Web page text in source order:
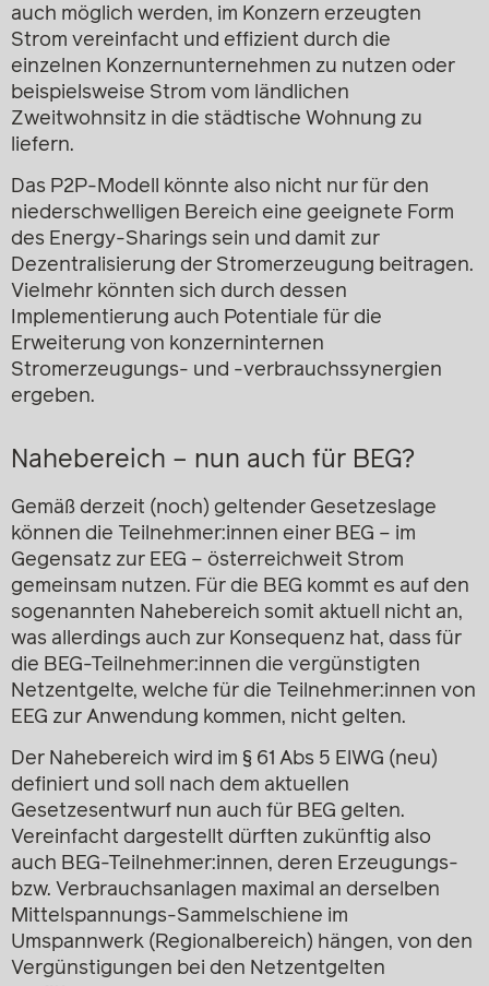
auch möglich werden, im Konzern erzeugten
Strom vereinfacht und effizient durch die
einzelnen Konzernunternehmen zu nutzen oder
beispielsweise Strom vom ländlichen
Zweitwohnsitz in die städtische Wohnung zu
liefern.
Das P2P-Modell könnte also nicht nur für den
niederschwelligen Bereich eine geeignete Form
des Energy-Sharings sein und damit zur
Dezentralisierung der Stromerzeugung beitragen.
Vielmehr könnten sich durch dessen
Implementierung auch Potentiale für die
Erweiterung von konzerninternen
Stromerzeugungs- und -verbrauchssynergien
ergeben.
Nahebereich – nun auch für BEG?
Gemäß derzeit (noch) geltender Gesetzeslage
können die Teilnehmer:innen einer BEG – im
Gegensatz zur EEG – österreichweit Strom
gemeinsam nutzen. Für die BEG kommt es auf den
sogenannten Nahebereich somit aktuell nicht an,
was allerdings auch zur Konsequenz hat, dass für
die BEG-Teilnehmer:innen die vergünstigten
Netzentgelte, welche für die Teilnehmer:innen von
EEG zur Anwendung kommen, nicht gelten.
Der Nahebereich wird im § 61 Abs 5 ElWG (neu)
definiert und soll nach dem aktuellen
Gesetzesentwurf nun auch für BEG gelten.
Vereinfacht dargestellt dürften zukünftig also
auch BEG-Teilnehmer:innen, deren Erzeugungs-
bzw. Verbrauchsanlagen maximal an derselben
Mittelspannungs-Sammelschiene im
Umspannwerk (Regionalbereich) hängen, von den
Vergünstigungen bei den Netzentgelten